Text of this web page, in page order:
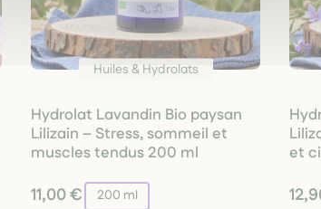
Huiles & Hydrolats
Hydrolat Lavandin Bio paysan
Lilizain – Stress, sommeil et
muscles tendus 200 ml
11,00 € 200 ml
et